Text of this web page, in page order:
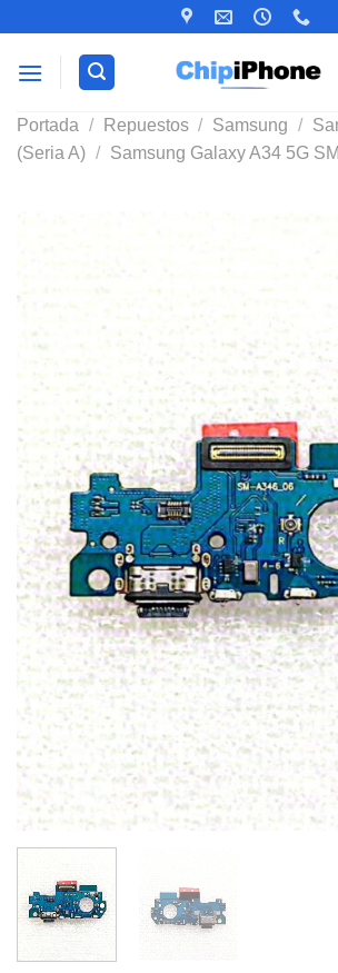
contenido
Portada / Repuestos / Samsung /
(Seria A) / Samsung Galaxy A34 5G